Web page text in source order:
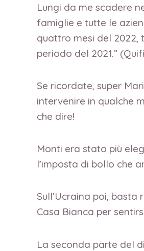
Lungi da me scadere
famiglie e tutte le
quattro mesi del 2022,
periodo del 2021.”
Se ricordate, super
intervenire in qualche
che dire!
Monti era stato più
l’imposta di bollo che
Sull’Ucraina poi,
Casa Bianca per
La seconda parte del